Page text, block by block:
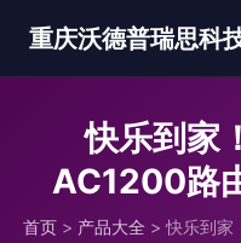
重庆沃德普瑞思科
快乐到家
AC1200路
首页 > 产品大全 > 快乐到家